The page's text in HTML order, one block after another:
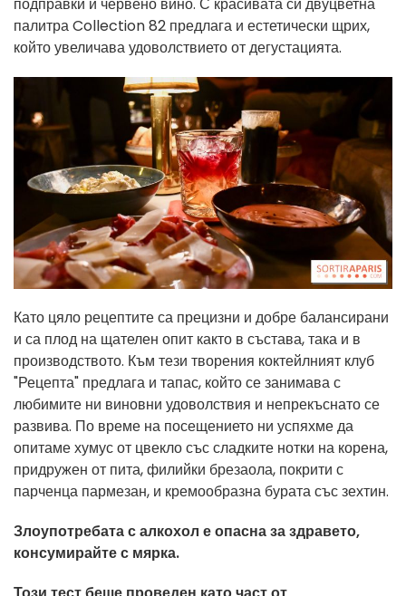
палитра Collection 82 предлага и естетически щрих,
който увеличава удоволствието от дегустацията.
Като цяло рецептите са прецизни и добре балансирани
и са плод на щателен опит както в състава, така и в
производството. Към тези творения коктейлният клуб
"Рецепта" предлага и тапас, който се занимава с
любимите ни виновни удоволствия и непрекъснато се
развива. По време на посещението ни успяхме да
опитаме хумус от цвекло със сладките нотки на корена,
придружен от пита, филийки брезаола, покрити с
парченца пармезан, и кремообразна бурата със зехтин.
Злоупотребата с алкохол е опасна за здравето,
консумирайте с мярка.